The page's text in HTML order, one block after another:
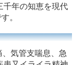
千年の知恵を現代
。
気管支喘息、急